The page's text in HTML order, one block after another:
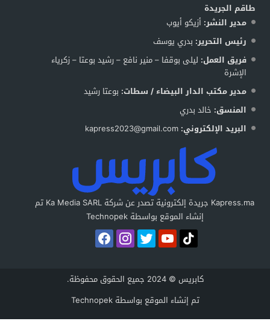
طاقم الجريدة
مدير النشر: أزيكو أيوب
رئيس التحرير: بدري يوسف
فريق العمل: ليلى بوقفا – منير نافع – رشيد بوعتا – زكرياء
الإشرة
مدير مكتب الدار البيضاء / سطات: بوعتا رشيد
المنسق: خالد بدري
البريد الإلكتروني: kapress2023@gmail.com
Kapress.ma جريدة إلكترونية تصدر عن شركة Ka Media SARL تم
إنشاء الموقع بواسطة Technopek
كابريس © 2024 جميع الحقوق محفوظة.
تم إنشاء الموقع بواسطةTechnopek